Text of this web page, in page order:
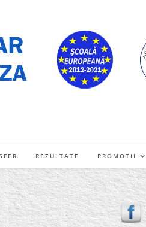
REZULTATE PROMOTII